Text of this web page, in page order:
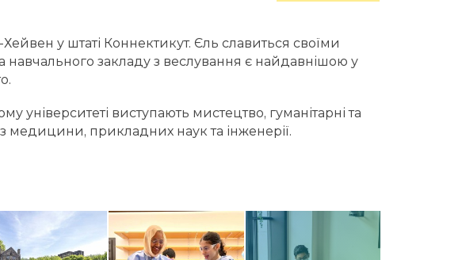
у штаті Коннектикут. Єль славиться своїми
закладу з веслування є найдавнішою у
виступають мистецтво, гуманітарні та
медицини, прикладних наук та інженерії.